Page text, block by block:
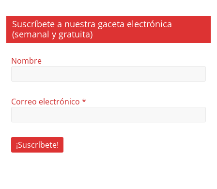
Suscríbete a nuestra gaceta electrónica
(semanal y gratuita)
Nombre
Correo electrónico*